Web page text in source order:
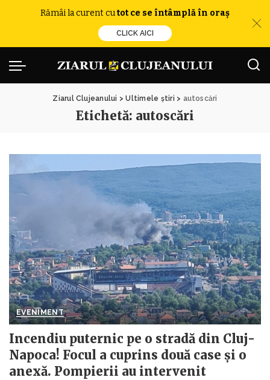
Rămâi la curent cutot ce se întâmplă în oraș
CLICK AICI
Ziarul Clujeanului >Ultimele știri > autoscări
Etichetă: autoscări
EVENIMENT
Incendiu puternic pe o stradă din Cluj-
Napoca! Focul a cuprins două case și o
anexă. Pompierii au intervenit